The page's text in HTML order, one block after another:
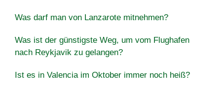
Was darf man von Lanzarote mitnehmen?
Was ist der günstigste Weg, um vom Flughafen
nach Reykjavik zu gelangen?
Ist es in Valencia im Oktober immer noch heiß?